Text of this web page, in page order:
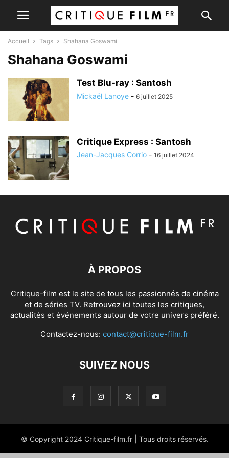
Accueil Tags Shahana Goswami
Shahana Goswami
Test Blu-ray : Santosh
Mickaël Lanoye - 6 juillet 2025
Critique Express : Santosh
Jean-Jacques Corrio - 16 juillet 2024
À PROPOS
Critique-film est le site de tous les passionnés de cinéma
et de séries TV. Retrouvez ici toutes les critiques,
actualités et événements autour de votre univers préféré.
Contactez-nous: contact@critique-film.fr
SUIVEZ NOUS
© Copyright 2024 Critique-film.fr | Tous droits réservés.